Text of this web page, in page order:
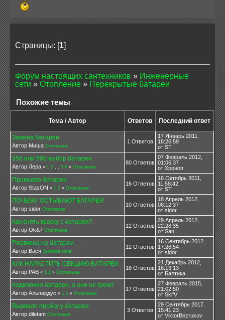
Страницы: [1]
Форум настоящих сантехников » Инженерные
сети » Отопление » Перекрытые батареи
Похожие темы
Тема / Автор Ответов Последний ответ
Замена батареи.
Автор Миша Отопление
1 Ответов
17 Январь 2011,
18:26:59
от ST
350 или 500 выбор батареи
Автор Лера « 1 2 … 5 6 » Отопление
80 Ответов
07 Февраль 2012,
01:06:37
от Хроноп
Промывка батареи
Автор StasON « 1 2 » Отопление
16 Ответов
16 Октябрь 2011,
11:58:42
от ST
ПОЧЕМУ ОСТЫВАЮТ БАТАРЕИ
Автор sidor Отопление
10 Ответов
18 Апрель 2012,
08:12:37
от sidor
Как снять краску с батареи?
Автор Ok&7 Отопление
12 Ответов
29 Апрель 2012,
22:28:35
от San
Ржавчина на батареи
Автор Вася Зелёная зона
12 Ответов
16 Сентябрь 2012,
17:26:54
от sidor
КАК НАРАСТИТЬ СЕКЦИЮ БАТАРЕИ
Автор РАВ « 1 2 » Отопление
18 Ответов
21 Декабрь 2012,
18:13:13
от Балтика
подключил батареи, а они не греют
Автор Альпардус « 1 2 » Отопление
17 Ответов
27 Февраль 2015,
21:02:50
от SkifV
Вырвало пробку у батареи.
Автор diletant Отопление
3 Ответов
29 Сентябрь 2017,
15:41:23
от ViktorBezrukov